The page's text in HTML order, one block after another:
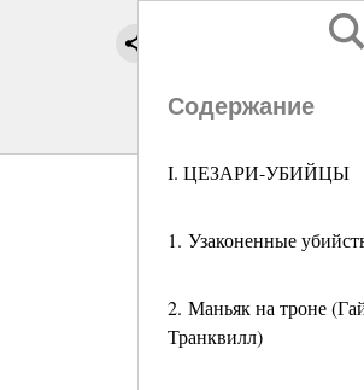
Содержание
I. ЦЕЗАРИ-УБИЙЦЫ
1. Узаконенные
2. Маньяк на троне
Транквилл)